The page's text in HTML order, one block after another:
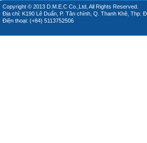
Copyright © 2013 D.M.E.C Co.,Ltd, All Rights Reserved.
Địa chỉ: K190 Lê Duẩn, P. Tân chính, Q. Thanh Khê, Thp.
Điện thoại: (+84) 5113752506